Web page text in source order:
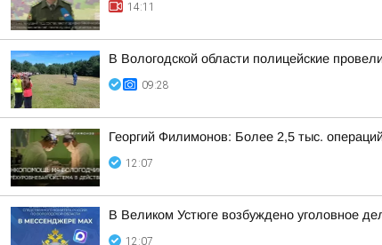
14:11
В Вологодской области полицейские
09:28
Георгий Филимонов: Более 2,5 тыс.
12:07
В Великом Устюге возбуждено уголовное
12:07